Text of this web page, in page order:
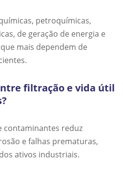
petroquímicas,
de geração de energia e
mais dependem de
filtração e vida útil
contaminantes reduz
e falhas prematuras,
ativos industriais.